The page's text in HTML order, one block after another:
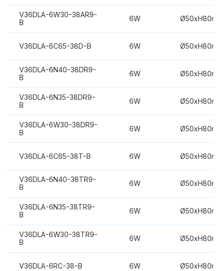
V36DLA-6W30-38AR9-
B
6W
V36DLA-6C65-38D-B 6W
V36DLA-6N40-38DR9-
B
6W
V36DLA-6N35-38DR9-
B
6W
V36DLA-6W30-38DR9-
B
6W
V36DLA-6C65-38T-B 6W
V36DLA-6N40-38TR9-
B
6W
V36DLA-6N35-38TR9-
B
6W
V36DLA-6W30-38TR9-
B
6W
V36DLA-6RC-38-B 6W